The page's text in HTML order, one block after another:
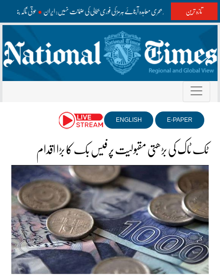
تازہ ترین عمان سے ممکنہ بحری معاہدہ آبنائے ہرمز کی فوری بحالی کی ضمانت نہیں: ایران حوثی ناکہ
E-PAPER
ENGLISH
ٹک ٹاک کی بڑھتی مقبولیت پر فیس بک کا بڑا اقدام